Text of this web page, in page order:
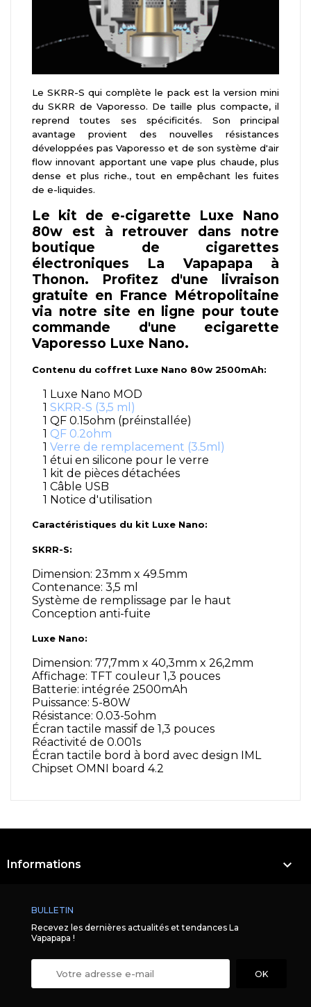
Le SKRR-S qui complète le pack est la version mini
du SKRR de Vaporesso. De taille plus compacte, il
reprend toutes ses spécificités. Son principal
avantage provient des nouvelles résistances
développées pas Vaporesso et de son système d'air
flow innovant apportant une vape plus chaude, plus
dense et plus riche., tout en empêchant les fuites
de e-liquides.
Le kit de e-cigarette Luxe Nano
80w est à retrouver dans notre
boutique de cigarettes
électroniques La Vapapapa à
Thonon. Profitez d'une livraison
gratuite en France Métropolitaine
via notre site en ligne pour toute
commande d'une ecigarette
Vaporesso Luxe Nano.
Contenu du coffret Luxe Nano 80w 2500mAh:
1 Luxe Nano MOD
1 SKRR-S (3,5 ml)
1 QF 0.15ohm (préinstallée)
1 QF 0.2ohm
1 Verre de remplacement (3.5ml)
1 étui en silicone pour le verre
1 kit de pièces détachées
1 Câble USB
1 Notice d'utilisation
Caractéristiques du kit Luxe Nano:
SKRR-S:
Dimension: 23mm x 49.5mm
Contenance: 3,5 ml
Système de remplissage par le haut
Conception anti-fuite
Luxe Nano:
Dimension: 77,7mm x 40,3mm x 26,2mm
Affichage: TFT couleur 1,3 pouces
Batterie: intégrée 2500mAh
Puissance: 5-80W
Résistance: 0.03-5ohm
Écran tactile massif de 1,3 pouces
Réactivité de 0.001s
Écran tactile bord à bord avec design IML
Chipset OMNI board 4.2
Informations 
BULLETIN
Recevez les dernières actualités et tendances La
Vapapapa !